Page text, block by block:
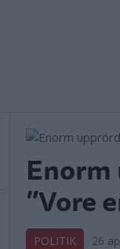
”Vore
POLITIK 26